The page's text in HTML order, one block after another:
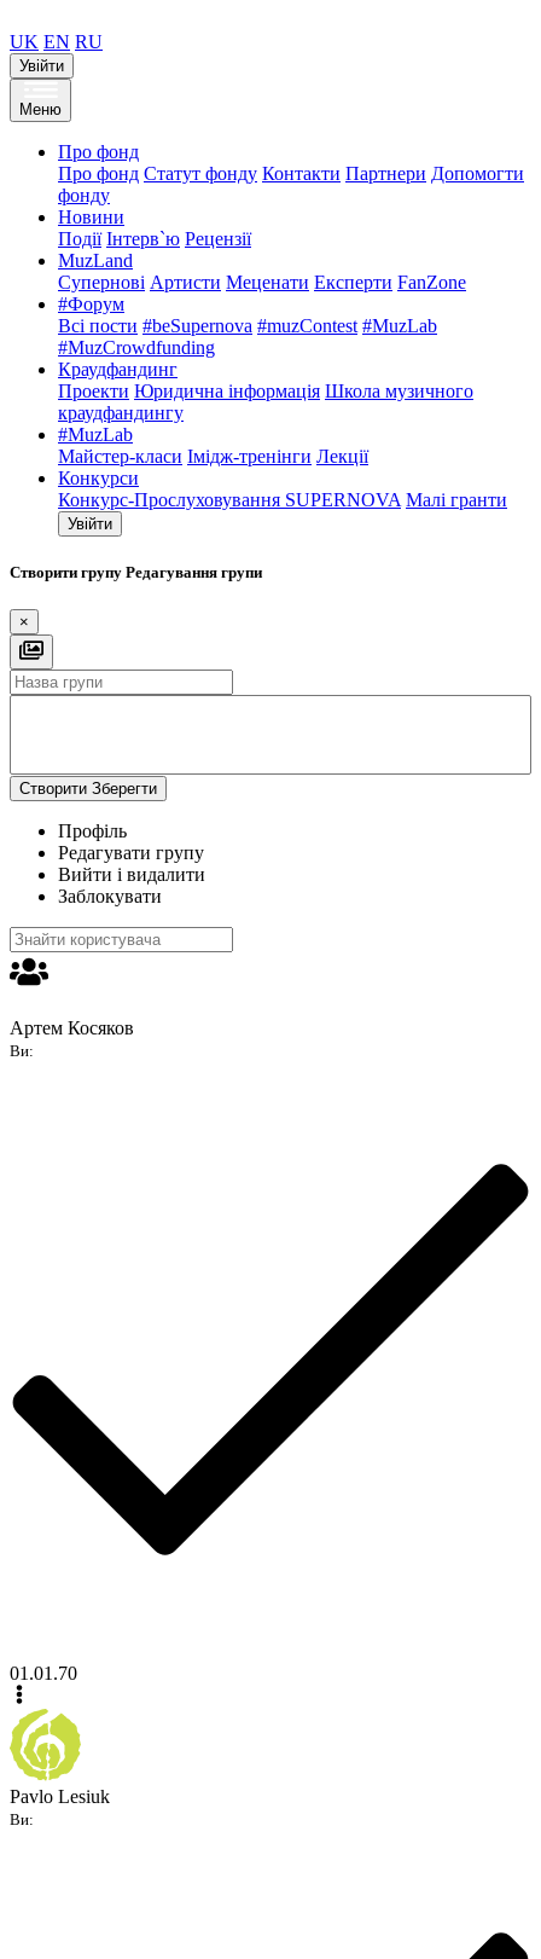
UK EN RU
Увійти
Меню
Про фонд
Про фонд Статут фонду Контакти Партнери Допомогти
фонду
Новини
Події Інтерв`ю Рецензії
MuzLand
Супернові Артисти Меценати Експерти FanZone
#Форум
Всі пости #beSupernova #muzContest #MuzLab
#MuzCrowdfunding
Краудфандинг
Проекти Юридична інформація Школа музичного
краудфандингу
#MuzLab
Майстер-класи Імідж-тренінги Лекції
Конкурси
Конкурс-Прослуховування SUPERNOVA Малі гранти
Увійти
Створити групу Редагування групи
×
Створити Зберегти
Профіль
Редагувати групу
Вийти і видалити
Заблокувати
Артем Косяков
Ви:
01.01.70
Pavlo Lesiuk
Ви: